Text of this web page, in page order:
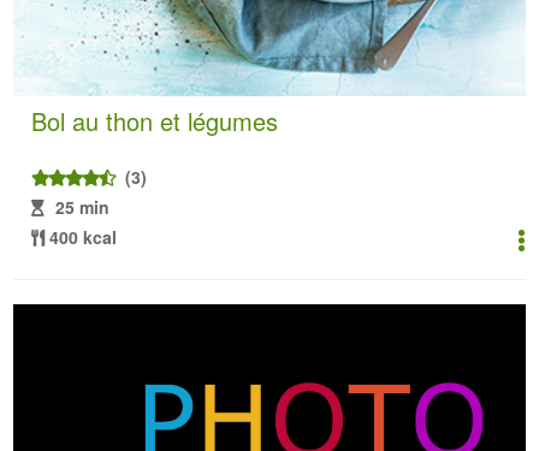
Bol au thon et légumes
(3)
25 min
400 kcal